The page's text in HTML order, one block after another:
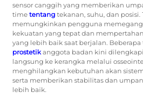
sensor canggih yang memberikan
timetentangtekanan, suhu, dan posisi.
memungkinkan pengguna
kekuatan yang tepat dan
yang lebih baik saat berjalan.
prostetikanggota badan kini
langsung ke kerangka melalui
menghilangkan kebutuhan akan
serta memberikan stabilitas dan
lebih baik.